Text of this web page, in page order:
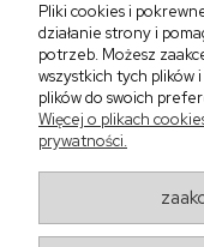
Sukienka z
bufiastym rękawem
405,30 zł
‹
Pliki cookies i
działanie strony i
potrzeb. Możesz
wszystkich tych plików
plików do swoich
Więcej o plikach
prywatności.